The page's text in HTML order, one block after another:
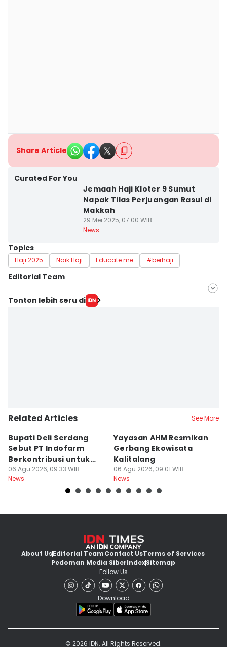
Share Article
Curated For You
Jemaah Haji Kloter 9 Sumut
Napak Tilas Perjuangan Rasul di
Makkah
29 Mei 2025, 07:00 WIB
News
Topics
Haji 2025 Naik Haji Educate me #berhaji
Editorial Team
Editor
Tonton lebih seru di
Related Articles See More
Bupati Deli Serdang
Sebut PT Indofarm
Berkontribusi untuk
Perekonomian
06 Agu 2026, 09:33 WIB
News
Yayasan AHM Resmikan
Gerbang Ekowisata
Kalitalang
06 Agu 2026, 09:01 WIB
News
About UsEditorial TeamContact UsTerms of Services
Pedoman Media SiberIndexSitemap
Follow Us
Download
© 2026 IDN. All Rights Reserved.